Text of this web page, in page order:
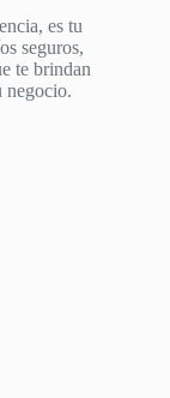
es tu
seguros,
te brindan
negocio.